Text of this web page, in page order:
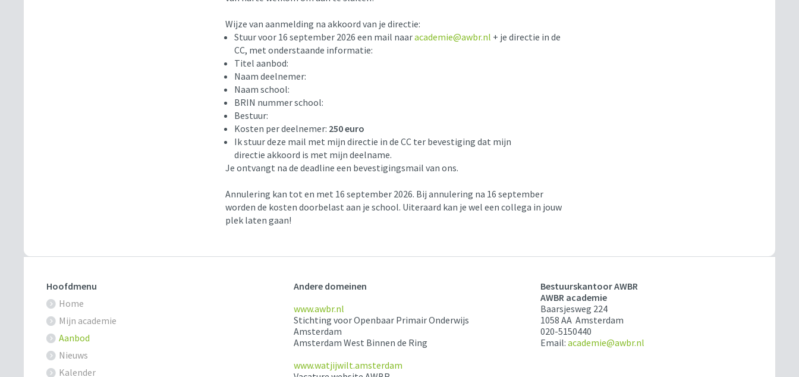
Wijze van aanmelding na akkoord van je directie:
Stuur voor 16 september 2026 een mail naaracademie@awbr.nl + je directie in de
CC, met onderstaande informatie:
Titel aanbod:
Naam deelnemer:
Naam school:
BRIN nummer school:
Bestuur:
Kosten per deelnemer: 250 euro
Ik stuur deze mail met mijn directie in de CC ter bevestiging dat mijn
directie akkoord is met mijn deelname.
Je ontvangt na de deadline een bevestigingsmail van ons.
Annulering kan tot en met 16 september 2026. Bij annulering na 16 september
worden de kosten doorbelast aan je school. Uiteraard kan je wel een collega in jouw
plek laten gaan!
Hoofdmenu
Home
Mijn academie
Aanbod
Nieuws
Kalender
Andere domeinen
www.awbr.nl
Stichting voor Openbaar Primair Onderwijs
Amsterdam
Amsterdam West Binnen de Ring
www.watjijwilt.amsterdam
Bestuurskantoor AWBR
AWBR academie
Baarsjesweg 224
1058 AA Amsterdam
020-5150440
Email:academie@awbr.nl